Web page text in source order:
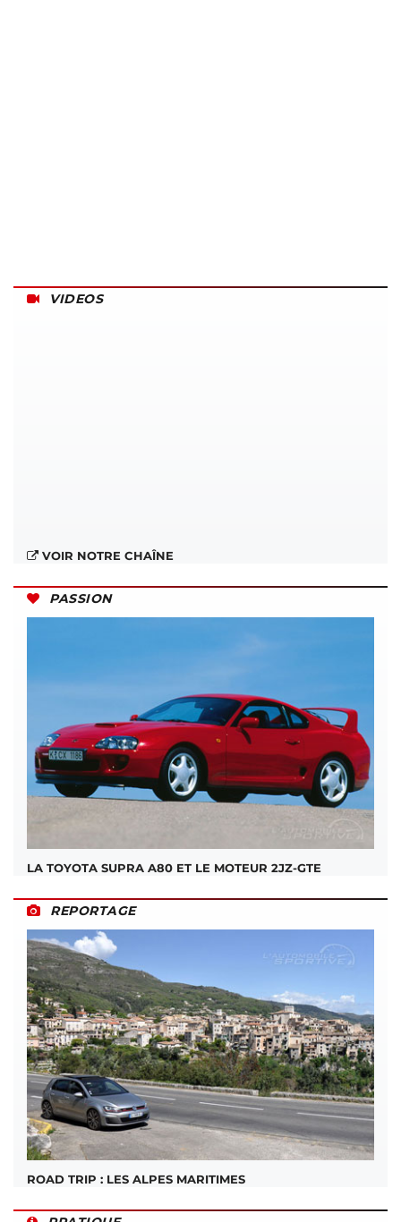
VIDEOS
VOIR NOTRE CHAÎNE
PASSION
LA TOYOTA SUPRA A80 ET LE MOTEUR 2JZ-GTE
REPORTAGE
ROAD TRIP : LES ALPES MARITIMES